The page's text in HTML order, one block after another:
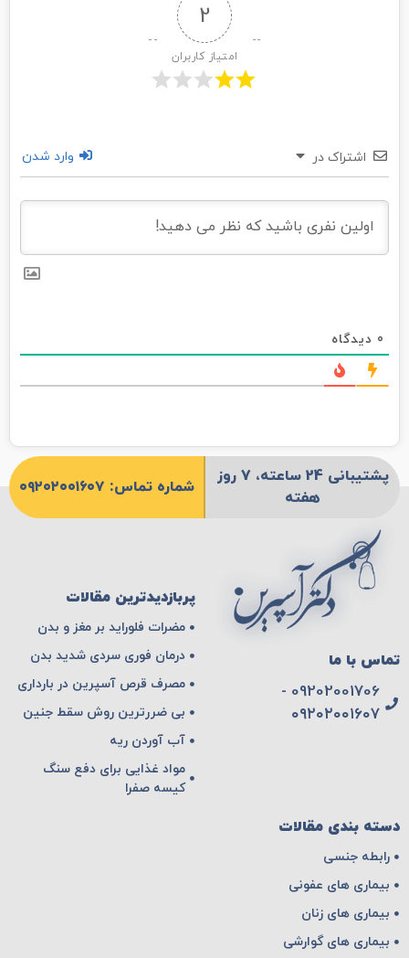
2
امتیاز کاربران
اشتراک در وارد شدن
0 دیدگاه
پشتیبانی 24 ساعته، 7 روز
هفته
شماره تماس: ۰۹۲۰۲۰۰۱۶۰۷
تماس با ما
09202001706 -
۰۹۲۰۲۰۰۱۶۰۷
پربازدیدترین مقالات
مضرات فلوراید بر مغز و بدن
درمان فوری سردی شدید بدن
مصرف قرص آسپرین در بارداری
بی ضررترین روش سقط جنین
آب آوردن ریه
مواد غذایی برای دفع سنگ
کیسه صفرا
دسته بندی مقالات
رابطه جنسی
بیماری های عفونی
بیماری های زنان
بیماری های گوارشی